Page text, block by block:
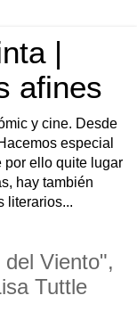
|
afines
y cine. Desde
especial
por ello quite lugar
hay también
literarios...
Viento",
Tuttle